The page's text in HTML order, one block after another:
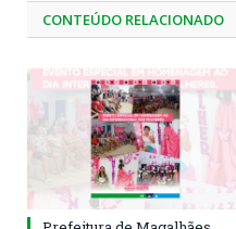
CONTEÚDO RELACIONADO